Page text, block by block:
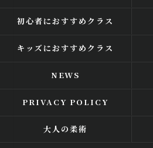
初心者におすすめクラス
キッズにおすすめクラス
NEWS
PRIVACY POLICY
大人の柔術